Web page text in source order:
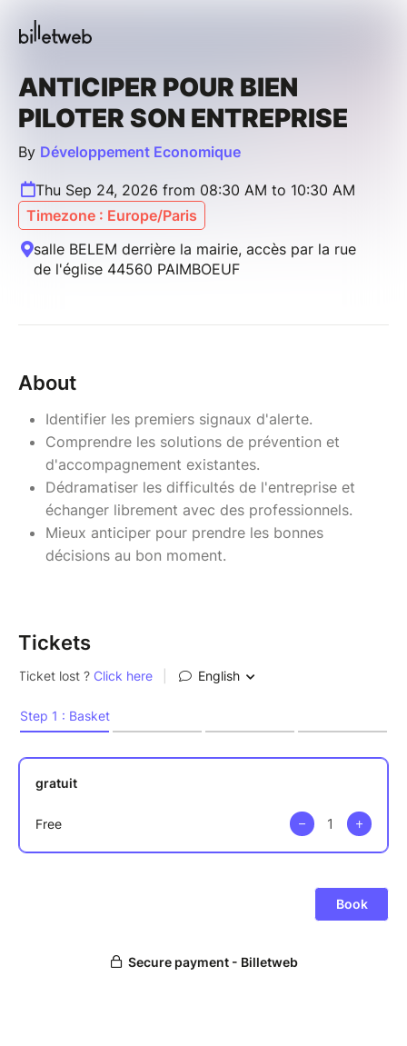
ANTICIPER POUR BIEN
PILOTER SON ENTREPRISE
By Développement Economique
Thu Sep 24, 2026 from 08:30 AM to 10:30 AM
Timezone : Europe/Paris
salle BELEM derrière la mairie, accès par la rue
de l'église 44560 PAIMBOEUF
About
Identifier les premiers signaux d'alerte.
Comprendre les solutions de prévention et
d'accompagnement existantes.
Dédramatiser les difficultés de l'entreprise et
échanger librement avec des professionnels.
Mieux anticiper pour prendre les bonnes
décisions au bon moment.
Tickets